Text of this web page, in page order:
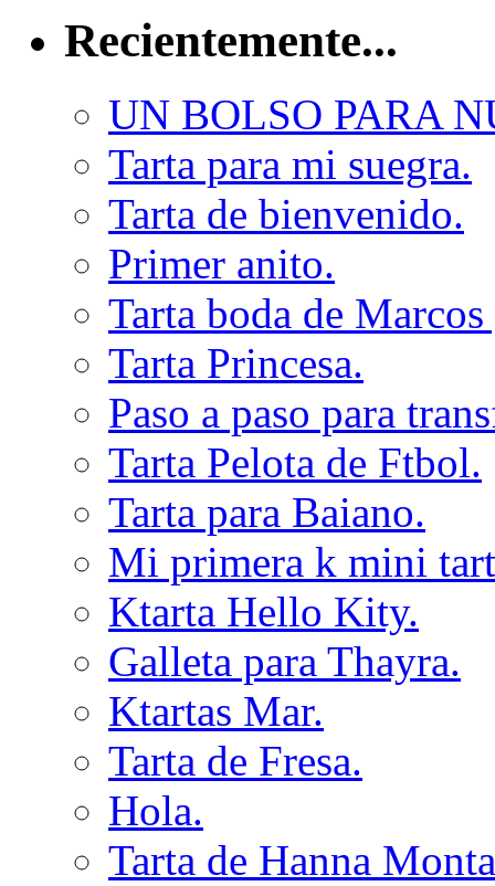
Recientemente...
UN BOLSO PARA
Tarta para mi suegra.
Tarta de bienvenido.
Primer anito.
Tarta boda de
Tarta Princesa.
Paso a paso para
Tarta Pelota de Ftbol.
Tarta para Baiano.
Mi primera k mini
Ktarta Hello Kity.
Galleta para Thayra.
Ktartas Mar.
Tarta de Fresa.
Hola.
Tarta de Hanna